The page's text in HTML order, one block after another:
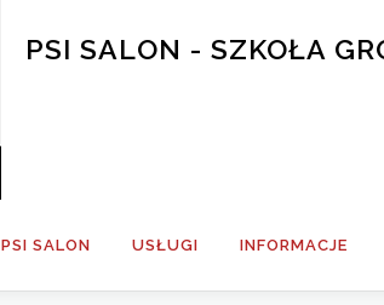
PSI SALON - SZKOŁA
PSI SALON USŁUGI INFORMACJE